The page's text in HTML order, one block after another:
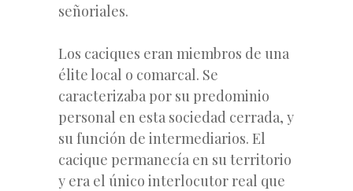
señoriales.
Los caciques eran miembros de una
élite local o comarcal. Se
caracterizaba por su predominio
personal en esta sociedad cerrada, y
su función de intermediarios. El
cacique permanecía en su territorio
y era el único interlocutor real que